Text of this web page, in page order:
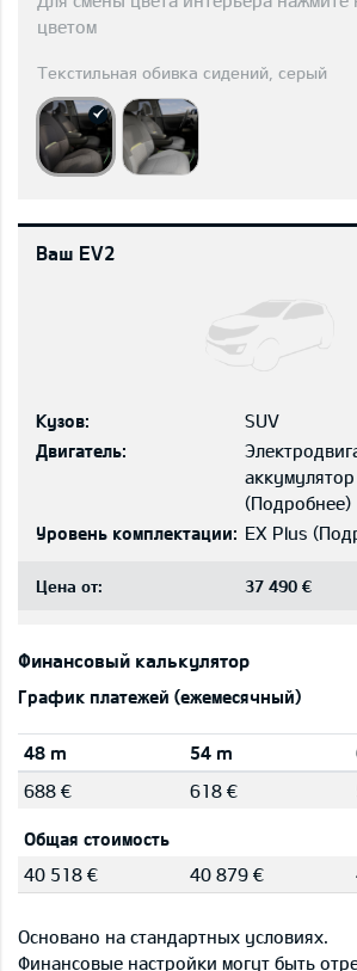
цветом
Текстильная обивка сидений, серый
Ваш EV2
Кузов:
SUV
Двигатель:
(Подробнее)
Уровень комплектации: EX Plus (
Цена от: 37 490 €
Финансовый калькулятор
График платежей (ежемесячный)
48 m 54 m
688 €
618 €
Общая стоимость
40 518 €
40 879 €
Основано на стандартных условиях.
Финансовые настройки могут быть